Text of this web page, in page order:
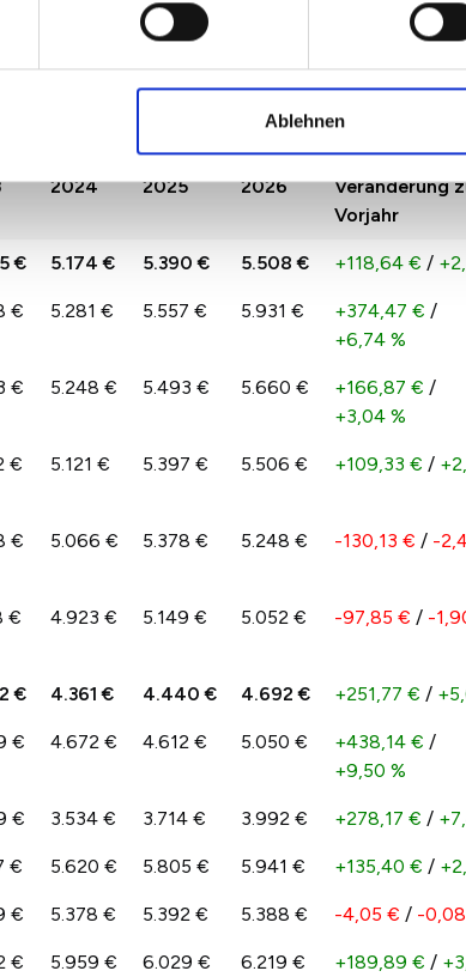
Ablehnen
in Regensburg Ostenviertel wider. Hierdurch
zu Jahr kommen.
Ostenviertel pro qm im Vergleich zu
2024 2025 2026
Veränderung
Vorjahr
€ 5.174 € 5.390 € 5.508 € +118,64 € /
€ 5.281 € 5.557 € 5.931 € +374,47 € /
+6,74 %
€ 5.248 € 5.493 € 5.660 € +166,87 € /
+3,04 %
€ 5.121 € 5.397 € 5.506 € +109,33 € /
€ 5.066 € 5.378 € 5.248 € -130,13 € / -
€ 4.923 € 5.149 € 5.052 € -97,85 € / -
€ 4.361 € 4.440 € 4.692 € +251,77 € /
€ 4.672 € 4.612 € 5.050 € +438,14 € /
+9,50 %
€ 3.534 € 3.714 € 3.992 € +278,17 € /
€ 5.620 € 5.805 € 5.941 € +135,40 € /
€ 5.378 € 5.392 € 5.388 € -4,05 € / -
€ 5.959 € 6.029 € 6.219 € +189,89 € /